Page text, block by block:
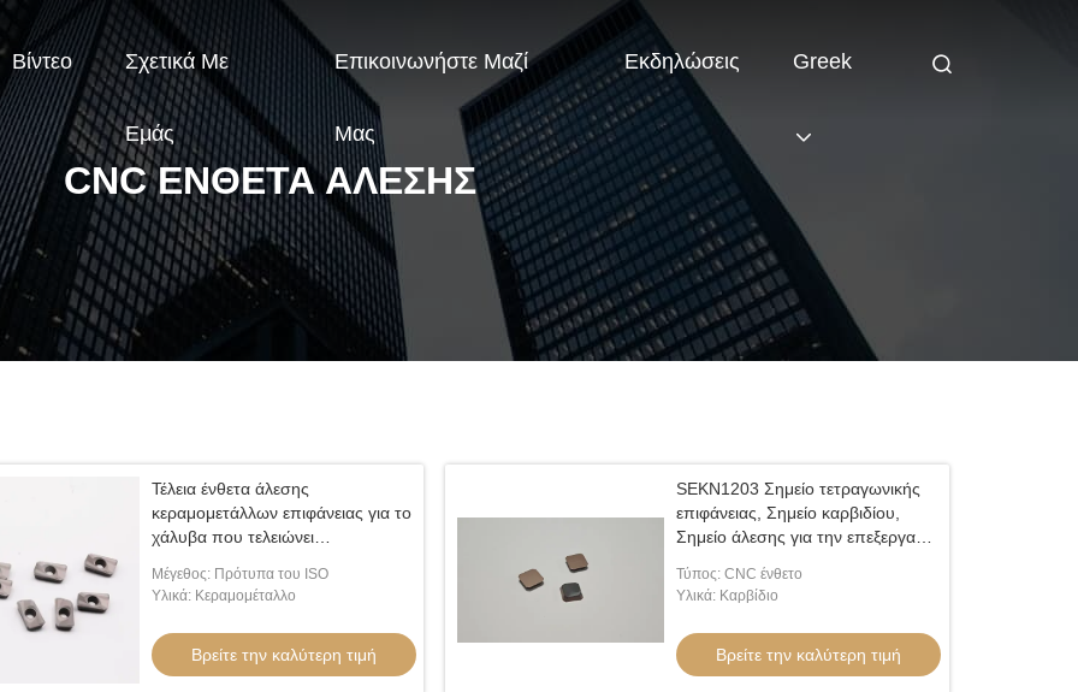
Βίντεο Σχετικά Με
Εμάς
Επικοινωνήστε Μαζί
Μας
Εκδηλώσεις Greek
CNC ΈΝΘΕΤΑ ΆΛΕΣΗΣ
Τέλεια ένθετα άλεσης
κεραμομετάλλων επιφάνειας για το
χάλυβα που τελειώνει
Μέγεθος: Πρότυπα του ISO
Υλικά: Κεραμομέταλλο
Βρείτε την καλύτερη τιμή
SEKN1203 Σημείο τετραγωνικής
επιφάνειας, Σημείο καρβιδίου,
Σημείο άλεσης για την επεξεργασία
χάλυβα, ανοξείδωτου χάλυβα
Τύπος: CNC ένθετο
Υλικά: Καρβίδιο
Βρείτε την καλύτερη τιμή